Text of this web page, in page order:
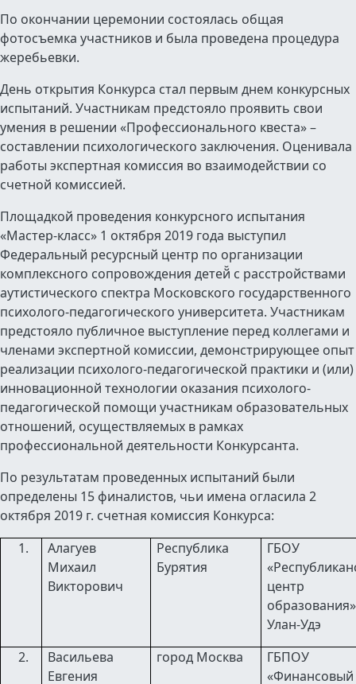
По окончании церемонии состоялась общая
фотосъемка участников и была проведена процедура
жеребьевки.
День открытия Конкурса стал первым днем конкурсных
испытаний. Участникам предстояло проявить свои
умения в решении «Профессионального квеста» –
составлении психологического заключения. Оценивала
работы экспертная комиссия во взаимодействии со
счетной комиссией.
Площадкой проведения конкурсного испытания
«Мастер-класс» 1 октября 2019 года выступил
Федеральный ресурсный центр по организации
комплексного сопровождения детей̆ с расстройствами
аутистического спектра Московского государственного
психолого-педагогического университета. Участникам
предстояло публичное выступление перед коллегами и
членами экспертной комиссии, демонстрирующее опыт
реализации психолого-педагогической практики и (или)
инновационной технологии оказания психолого-
педагогической помощи участникам образовательных
отношений, осуществляемых в рамках
профессиональной деятельности Конкурсанта.
По результатам проведенных испытаний были
определены 15 финалистов, чьи имена огласила 2
октября 2019 г. счетная комиссия Конкурса:
Алагуев
Михаил
Викторович
Республика
Бурятия
ГБОУ
центр
Улан-Удэ
Васильева
Евгения
город Москва
ГБПОУ
«Финансовый